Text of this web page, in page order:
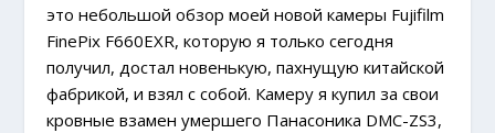
это небольшой обзор моей новой камеры Fujifilm
FinePix F660EXR, которую я только сегодня
получил, достал новенькую, пахнущую китайской
фабрикой, и взял с собой. Камеру я купил за свои
кровные взамен умершего Панасоника DMC-ZS3,